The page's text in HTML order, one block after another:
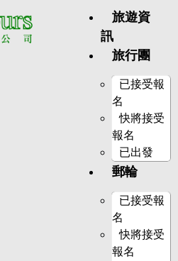
旅遊資
訊
旅行團
已接受報
名
快將接受
報名
已出發
郵輪
已接受報
名
快將接受
報名